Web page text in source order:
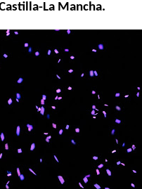
La Mancha.